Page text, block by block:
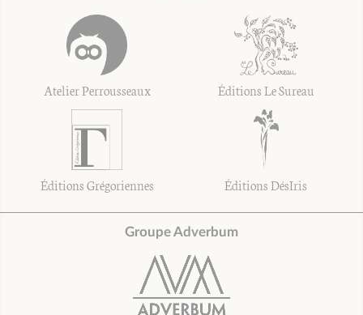
Atelier Perrousseaux Éditions Le Sureau
Éditions Grégoriennes Éditions DésIris
Groupe Adverbum